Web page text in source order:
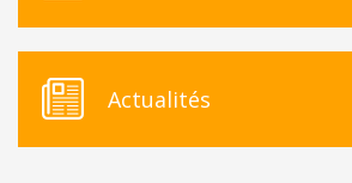
Actualités